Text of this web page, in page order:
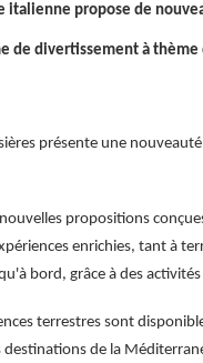
italienne propose de
de divertissement à
présente une
propositions
enrichies, tant à
bord, grâce à des
terrestres sont
destinations de la